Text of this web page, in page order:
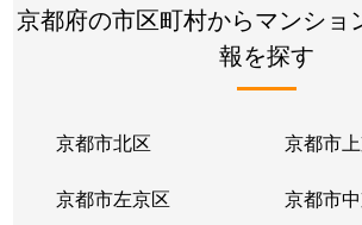
京都府の市区町村からマンショ
報を探す
京都市北区 京都市
京都市左京区 京都市